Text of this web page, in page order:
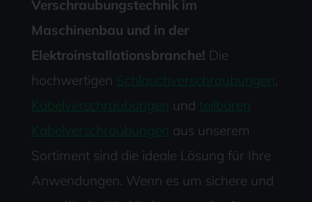
Verschraubungstechnik im
Maschinenbau und in der
Elektroinstallationsbranche! Die
hochwertigen Schlauchverschraubungen,
Kabelverschraubungen und teilbaren
Kabelverschraubungen aus unserem
Sortiment sind die ideale Lösung für Ihre
Anwendungen. Wenn es um sichere und